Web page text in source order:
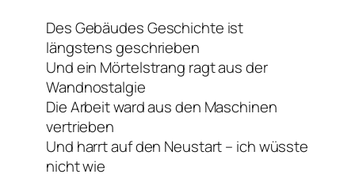
Des Gebäudes Geschichte ist
längstens geschrieben
Und ein Mörtelstrang ragt aus der
Wandnostalgie
Die Arbeit ward aus den Maschinen
vertrieben
Und harrt auf den Neustart – ich wüsste
nicht wie